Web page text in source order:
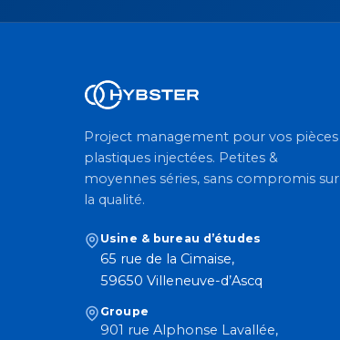
Project management pour vos pièces
plastiques injectées. Petites &
moyennes séries, sans compromis sur
la qualité.
Usine & bureau d’études
65 rue de la Cimaise,
59650 Villeneuve-d’Ascq
Groupe
901 rue Alphonse Lavallée,